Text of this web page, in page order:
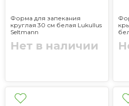
Форма для запекания
круглая 30 см белая Lukullus
Seltmann
Нет в наличии